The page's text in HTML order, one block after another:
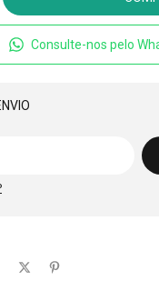
Consulte-nos pelo